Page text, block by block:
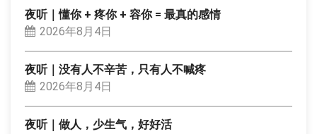
夜听｜懂你 + 疼你 + 容你 = 最真的感情
2026年8月4日
夜听｜没有人不辛苦，只有人不喊疼
2026年8月4日
夜听｜做人，少生气，好好活